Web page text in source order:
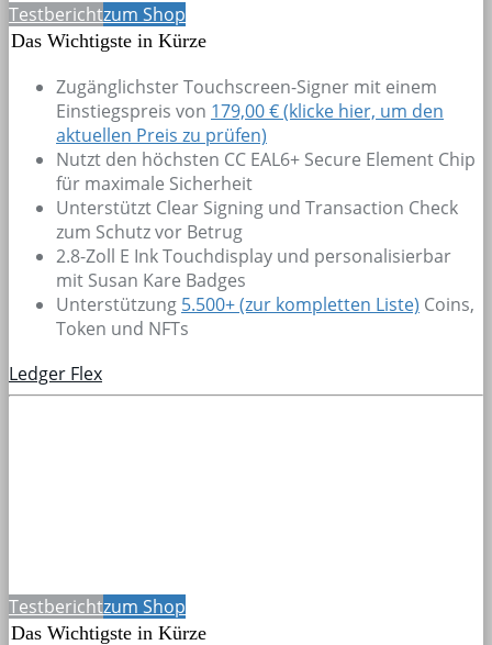
Testberichtzum Shop
Das Wichtigste in Kürze
Zugänglichster Touchscreen-Signer mit einem
Einstiegspreis von 179,00 € (klicke hier, um den
aktuellen Preis zu prüfen)
Nutzt den höchsten CC EAL6+ Secure Element Chip
für maximale Sicherheit
Unterstützt Clear Signing und Transaction Check
zum Schutz vor Betrug
2.8-Zoll E Ink Touchdisplay und personalisierbar
mit Susan Kare Badges
Unterstützung 5.500+(zur kompletten Liste) Coins,
Token und NFTs
Ledger Flex
Testberichtzum Shop
Das Wichtigste in Kürze